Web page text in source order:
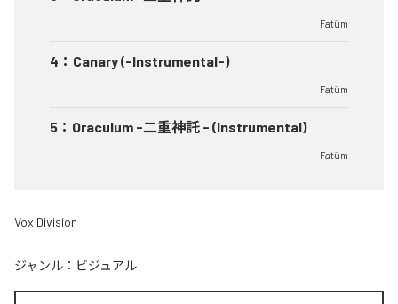
Fatüm
4 ： Canary (-Instrumental-)
Fatüm
5 ： Oraculum -二重神託 - (Instrumental)
Fatüm
Vox Division
ジャンル： ビジュアル